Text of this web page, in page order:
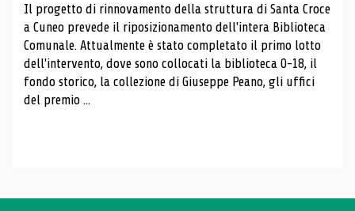
Il progetto di rinnovamento della struttura di Santa Croce
a Cuneo prevede il riposizionamento dell'intera Biblioteca
Comunale. Attualmente è stato completato il primo lotto
dell'intervento, dove sono collocati la biblioteca 0-18, il
fondo storico, la collezione di Giuseppe Peano, gli uffici
del premio ...